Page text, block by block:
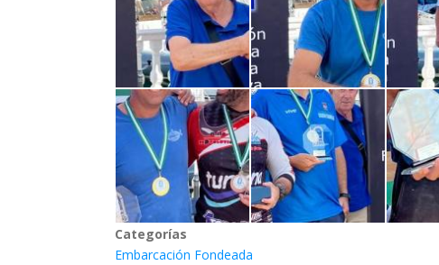
Categorías
Embarcación Fondeada